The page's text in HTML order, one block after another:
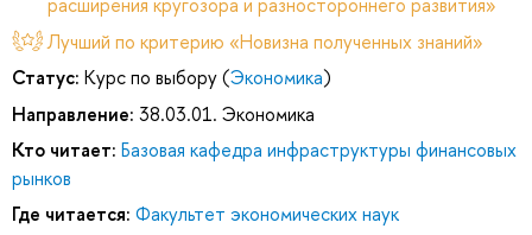
Лучший по критерию «Новизна полученных знаний»
Статус: Курс по выбору (Экономика)
Направление: 38.03.01. Экономика
Кто читает: Базовая кафедра инфраструктуры финансовых
рынков
Где читается: Факультет экономических наук